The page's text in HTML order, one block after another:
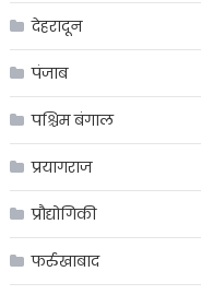
देहरादून
पंजाब
पश्चिम बंगाल
प्रयागराज
प्रौद्योगिकी
फर्रुखाबाद